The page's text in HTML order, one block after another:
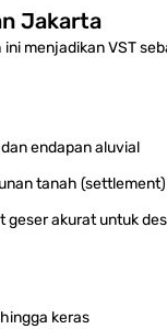
Jakarta
menjadikan VST
endapan aluvial
tanah (settlement)
geser akurat untuk
keras